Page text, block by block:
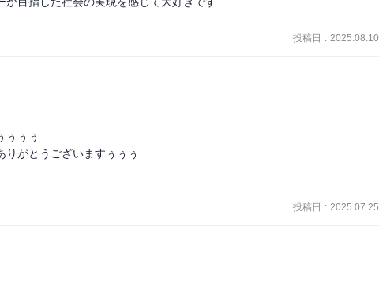
強くなっちゃって、その良さが消えた。ただのパワーバトルに近くなっ
ワクワクしたし、最後に無個性のオールマイトがAFOの前に登場したの
なかったわけではないので、感謝！
投稿日 : 2025.08.10
ぅぅぅ
がとうございますぅぅぅ
投稿日 : 2025.07.25